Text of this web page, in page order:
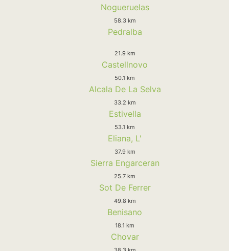
Nogueruelas
58.3 km
Pedralba
21.9 km
Castellnovo
50.1 km
Alcala De La Selva
33.2 km
Estivella
53.1 km
Eliana, L'
37.9 km
Sierra Engarceran
25.7 km
Sot De Ferrer
49.8 km
Benisano
18.1 km
Chovar